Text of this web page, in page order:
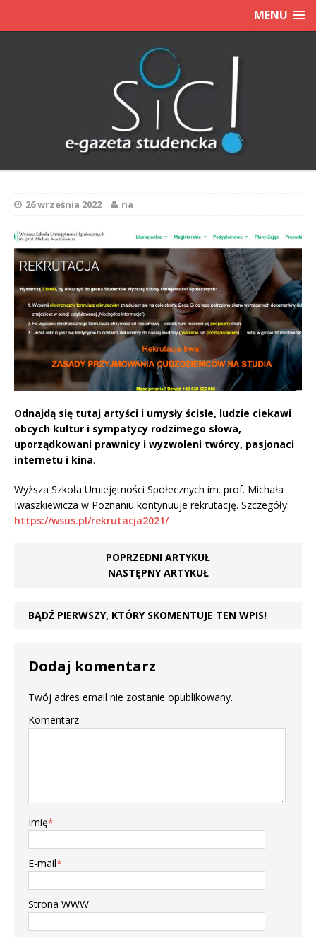
MENU
26 września 2022 na
Odnajdą się tutaj artyści i umysły ścisłe, ludzie ciekawi
obcych kultur i sympatycy rodzimego słowa,
uporządkowani prawnicy i wyzwoleni twórcy, pasjonaci
internetu i kina.
Wyższa Szkoła Umiejętności Społecznych im. prof. Michała
Iwaszkiewicza w Poznaniu kontynuuje rekrutację. Szczegóły:
https://wsus.pl/rekrutacja2021/
POPRZEDNI ARTYKUŁ
NASTĘPNY ARTYKUŁ
BĄDŹ PIERWSZY, KTÓRY SKOMENTUJE TEN WPIS!
Dodaj komentarz
Twój adres email nie zostanie opublikowany.
Komentarz
Imię*
E-mail*
Strona WWW